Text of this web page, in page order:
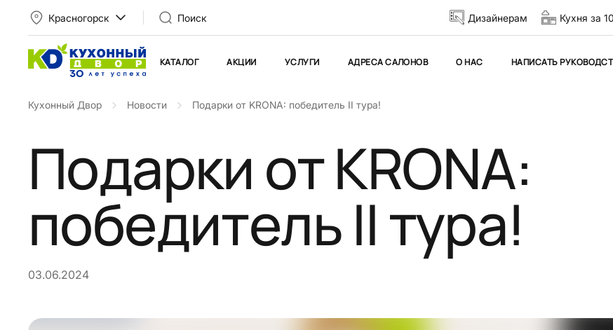
Красногорск Поиск Дизайнерам Кухня за
КАТАЛОГ АКЦИИ УСЛУГИ АДРЕСА САЛОНОВ О НАС НАПИСАТЬ
Кухонный Двор Новости Подарки от KRONA: победитель II тура!
Подарки от KRONA:
победитель II тура!
03.06.2024